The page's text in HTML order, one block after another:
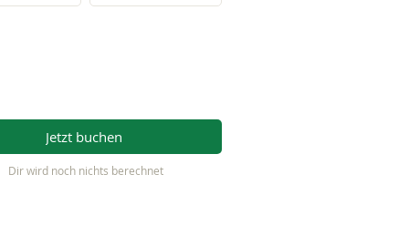
Jetzt buchen
Dir wird noch nichts berechnet